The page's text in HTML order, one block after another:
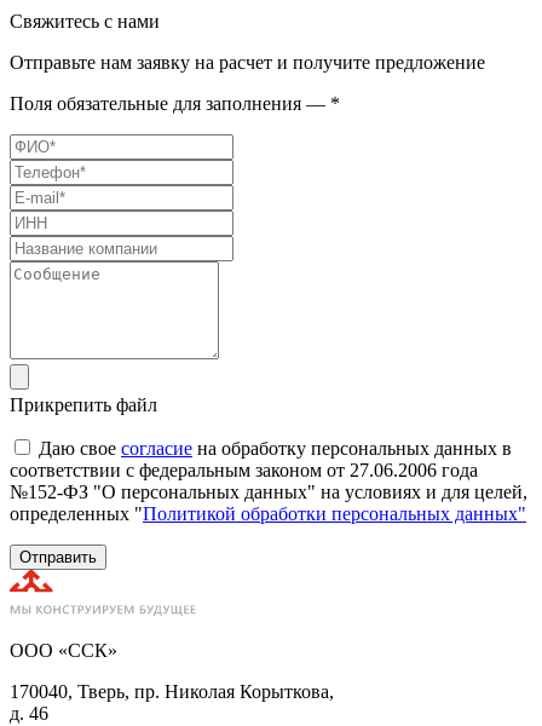
Свяжитесь с нами
Отправьте нам заявку на расчет и получите предложение
Поля обязательные для заполнения — *
Прикрепить файл
Даю свое согласие на обработку персональных данных в
соответствии с федеральным законом от 27.06.2006 года
№152-ФЗ "О персональных данных" на условиях и для целей,
определенных "Политикой обработки персональных данных"
Отправить
ООО «ССК»
170040, Тверь, пр. Николая Корыткова,
д. 46